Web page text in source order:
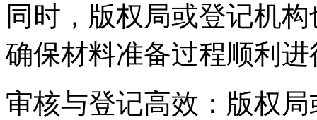
同时，版权局或登记机
确保材料准备过程顺利进
审核与登记高效‌：版权